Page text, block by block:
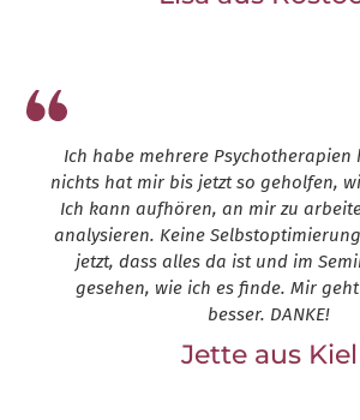
Ich habe mehrere
nichts hat mir bis jetzt so geholfen,
Ich kann aufhören, an mir zu
analysieren. Keine
jetzt, dass alles da ist und im
gesehen, wie ich es finde. Mir
besser. DANKE!
Jette aus Kiel